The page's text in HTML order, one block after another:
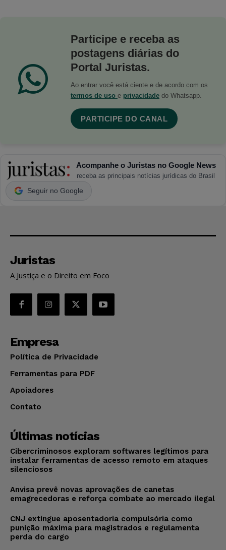
Participe e receba as
postagens diárias do
Portal Juristas.
Ao entrar você está ciente e de acordo com os
termos de uso e privacidade do Whatsapp.
PARTICIPE DO CANAL
Acompanhe o Juristas no Google News
receba as principais notícias jurídicas do Brasil
Seguir no Google
Juristas
A Justiça e o Direito em Foco
Empresa
Política de Privacidade
Ferramentas para PDF
Apoiadores
Contato
Últimas notícias
Cibercriminosos exploram softwares legítimos para
instalar ferramentas de acesso remoto em ataques
silenciosos
Anvisa prevê novas aprovações de canetas
emagrecedoras e reforça combate ao mercado ilegal
CNJ extingue aposentadoria compulsória como
punição máxima para magistrados e regulamenta
perda do cargo